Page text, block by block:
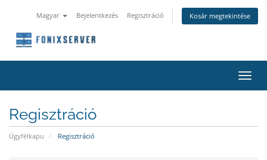
Magyar Bejelentkezés Regisztráció Kosár megtekintése
a
Regisztráció
Ügyfélkapu Regisztráció